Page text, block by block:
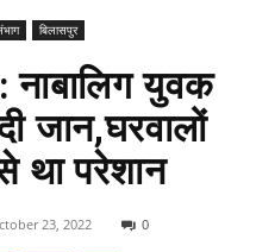
बिलासपुर
युवक
जान,घरवालों
था परेशान
23, 2022 0